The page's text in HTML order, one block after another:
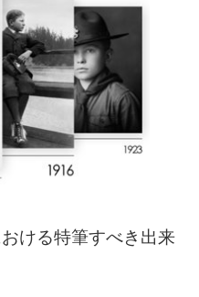
ける特筆すべき出来